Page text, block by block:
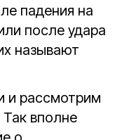
падения на
после удара
называют
и рассмотрим
вполне